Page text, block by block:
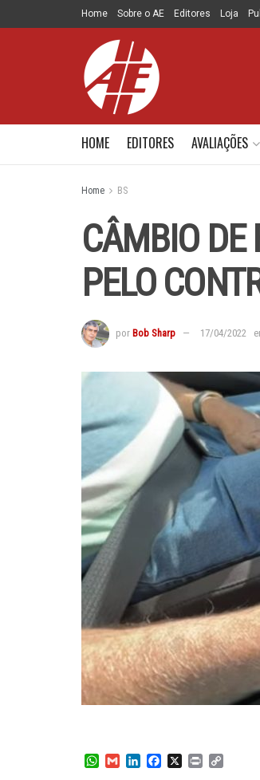
Home Sobre o AE Editores Loja
HOME EDITORES AVALIAÇÕES
Home BS
CÂMBIO DE
PELO
por Bob Sharp 17/04/2022
W
G
X
P